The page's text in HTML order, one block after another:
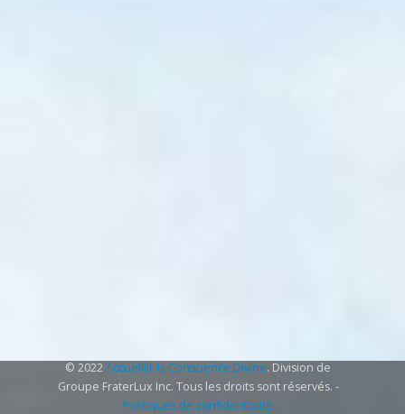
© 2022Accueillir la Conscience Divine. Division de
Groupe FraterLux Inc. Tous les droits sont réservés. -
Politiques de confidentialité